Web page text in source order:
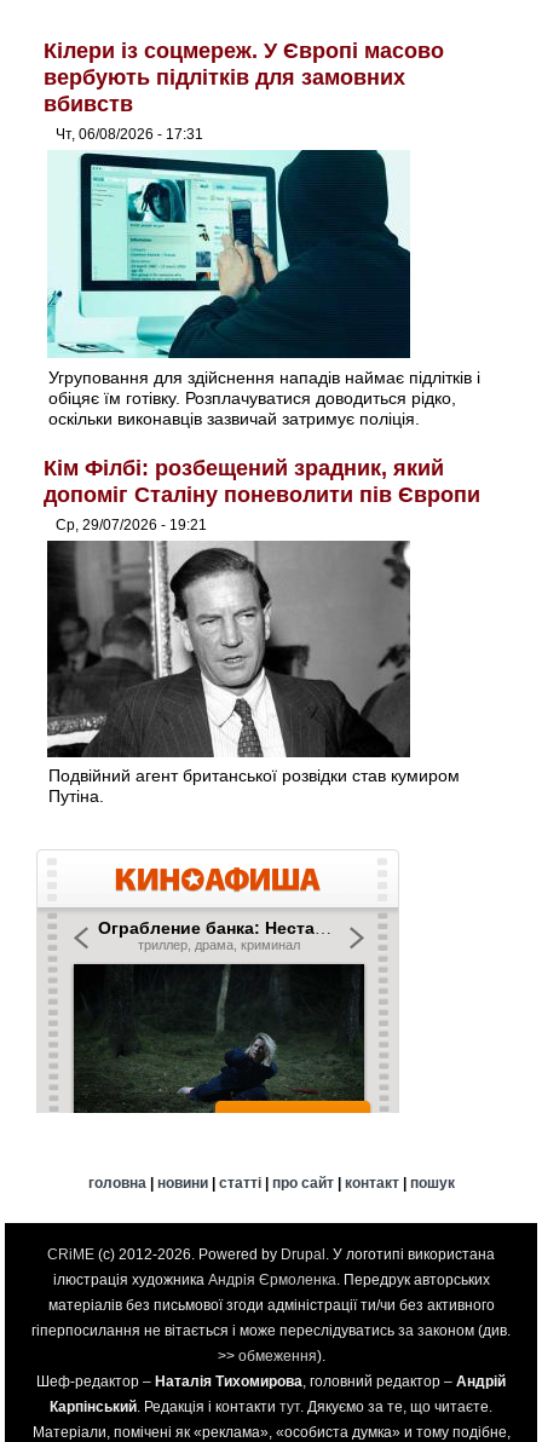
Кілери із соцмереж. У Європі масово
вербують підлітків для замовних
вбивств
Чт, 06/08/2026 - 17:31
Угруповання для здійснення нападів наймає підлітків і
обіцяє їм готівку. Розплачуватися доводиться рідко,
оскільки виконавців зазвичай затримує поліція.
Кім Філбі: розбещений зрадник, який
допоміг Сталіну поневолити пів Європи
Ср, 29/07/2026 - 19:21
Подвійний агент британської розвідки став кумиром
Путіна.
головна | новини| статті| про сайт| контакт| пошук
CRiME (c) 2012-2026. Powered by Drupal . У логотипі використана
ілюстрація художника Андрія Єрмоленка . Передрук авторських
матеріалів без письмової згоди адміністрації ти/чи без активного
гіперпосилання не вітається і може переслідуватись за законом (див.
>> обмеження).
Шеф-редактор – Наталія Тихомирова , головний редактор – Андрій
Карпінський . Редакція і контакти тут. Дякуємо за те, що читаєте.
Матеріали, помічені як «реклама», «особиста думка» и тому подібне,